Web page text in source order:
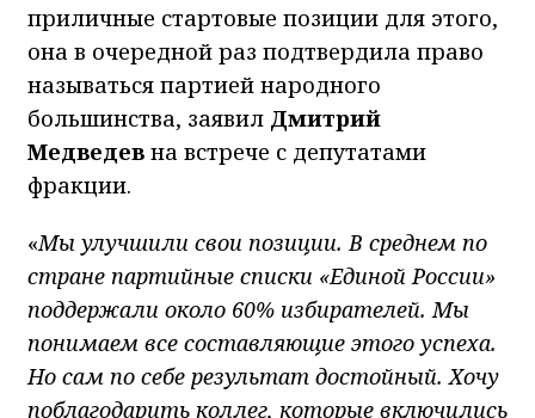
приличные стартовые позиции для этого,
она в очередной раз подтвердила право
называться партией народного
большинства, заявил Дмитрий
Медведев на встрече с депутатами
фракции.
«Мы улучшили свои позиции. В среднем по
стране партийные списки «Единой России»
поддержали около 60% избирателей. Мы
понимаем все составляющие этого успеха.
Но сам по себе результат достойный. Хочу
поблагодарить коллег, которые включились